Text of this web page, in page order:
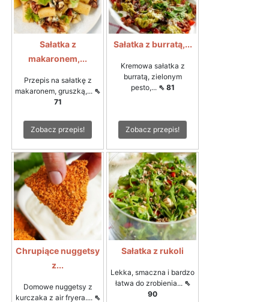
Sałatka z
makaronem,...
Przepis na sałatkę z
makaronem, gruszką,... ⇖
71
Zobacz przepis!
Sałatka z burratą,...
Kremowa sałatka z
burratą, zielonym
pesto,... ⇖ 81
Zobacz przepis!
Chrupiące nuggetsy
z...
Domowe nuggetsy z
kurczaka z air fryera.... ⇖
Sałatka z rukoli
Lekka, smaczna i bardzo
łatwa do zrobienia... ⇖
90